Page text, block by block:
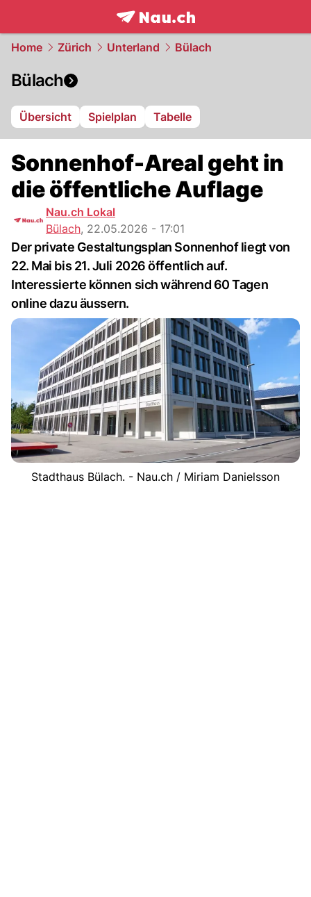
frontpage.NAU.ch
Home Zürich Unterland Bülach
Bülach
Übersicht Spielplan Tabelle
Sonnenhof-Areal geht in
die öffentliche Auflage
Nau.ch Lokal
Bülach, 22.05.2026 - 17:01
Der private Gestaltungsplan Sonnenhof liegt von
22. Mai bis 21. Juli 2026 öffentlich auf.
Interessierte können sich während 60 Tagen
online dazu äussern.
Stadthaus Bülach. - Nau.ch / Miriam Danielsson